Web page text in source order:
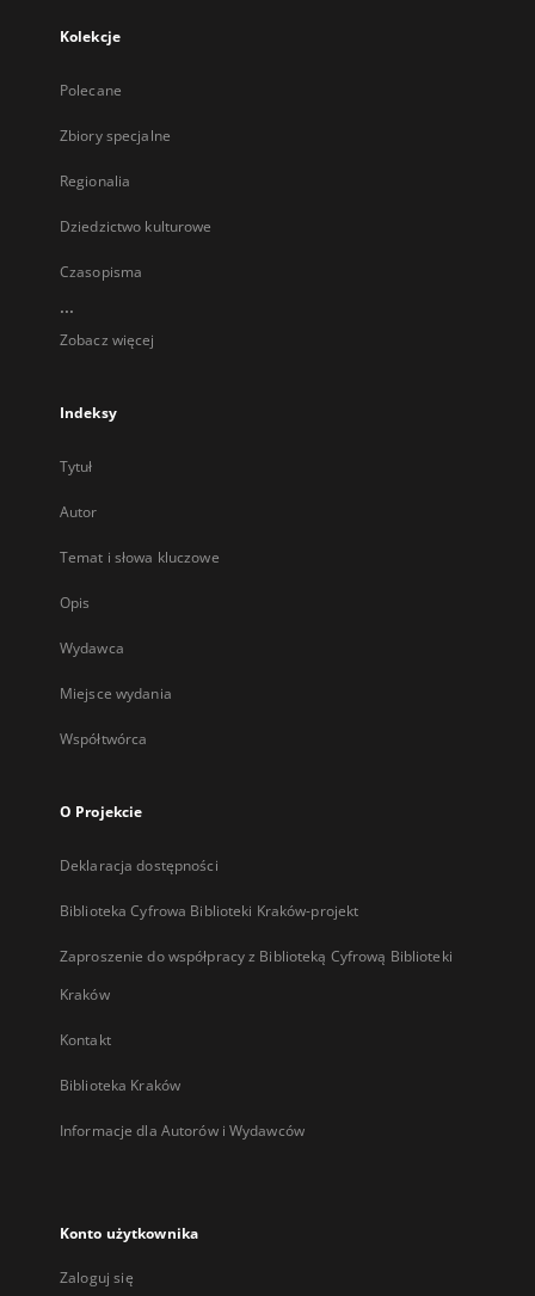
Kolekcje
Polecane
Zbiory specjalne
Regionalia
Dziedzictwo kulturowe
Czasopisma
...
Zobacz więcej
Indeksy
Tytuł
Autor
Temat i słowa kluczowe
Opis
Wydawca
Miejsce wydania
Współtwórca
O Projekcie
Deklaracja dostępności
Biblioteka Cyfrowa Biblioteki Kraków-projekt
Zaproszenie do współpracy z Biblioteką Cyfrową Biblioteki
Kraków
Kontakt
Biblioteka Kraków
Informacje dla Autorów i Wydawców
Konto użytkownika
Zaloguj się